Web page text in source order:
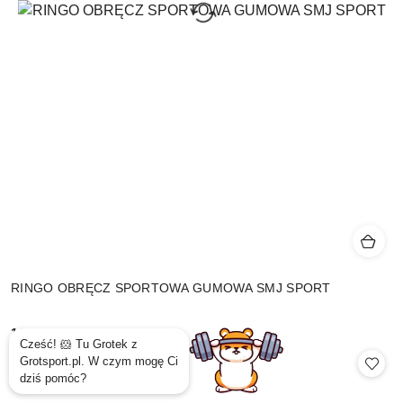
RINGO OBRĘCZ SPORTOWA GUMOWA SMJ SPORT
Cena:
19.99